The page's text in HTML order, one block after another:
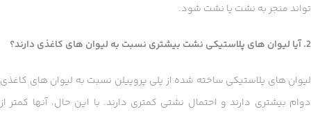
تواند منجر به نشت یا نشت شود.
2. آیا لیوان های پلاستیکی نشت بیشتری نسبت به لیوان های کاغذی دارند؟
لیوان های پلاستیکی ساخته شده از پلی پروپیلن نسبت به لیوان های کاغذی
دوام بیشتری دارند و احتمال نشتی کمتری دارند. با این حال، آنها کمتر از